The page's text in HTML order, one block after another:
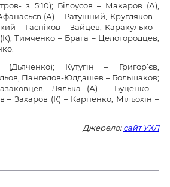
з 5:10); Білоусов – Макаров (А),
(А) – Ратушний, Кругляков –
– Гасніков – Зайцев, Каракулько –
Тимченко – Брага – Целогородцев,
Кутугін – Григор’єв,
Пангелов-Юлдашев – Большаков;
Лялька (А) – Буценко –
– Захаров (К) – Карпенко, Мільохін –
Джерело:сайт УХЛ